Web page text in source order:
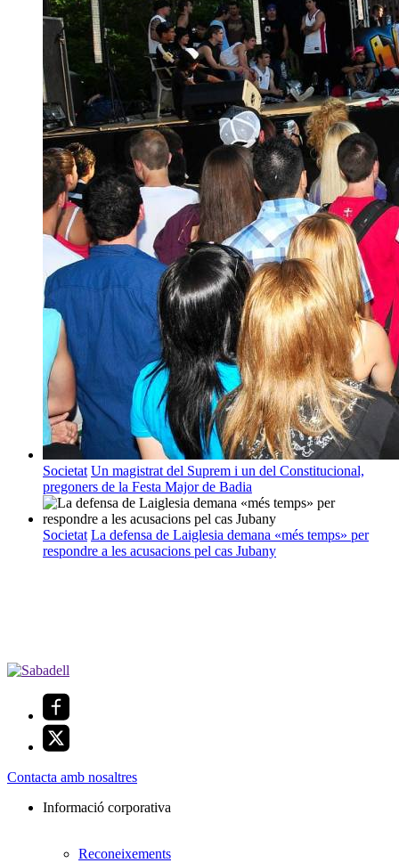
Societat Un magistrat del Suprem i un del Constitucional,
pregoners de la Festa Major de Badia
Societat La defensa de Laiglesia demana «més temps» per
respondre a les acusacions pel cas Jubany
Contacta amb nosaltres
Informació corporativa
Reconeixements